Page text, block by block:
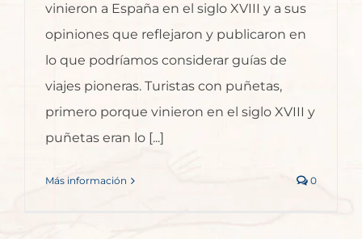
vinieron a España en el siglo XVIII y a sus
opiniones que reflejaron y publicaron en
lo que podríamos considerar guías de
viajes pioneras. Turistas con puñetas,
primero porque vinieron en el siglo XVIII y
puñetas eran lo [...]
Más información 0